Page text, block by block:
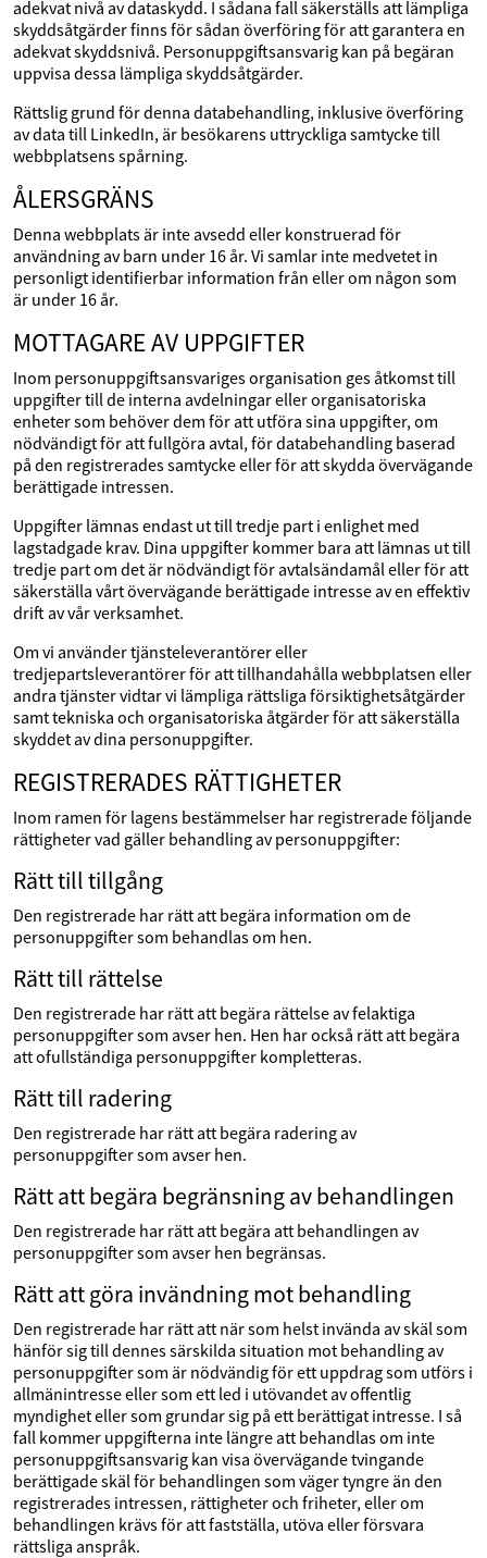
adekvat nivå av dataskydd. I sådana fall säkerställs att lämpliga
skyddsåtgärder finns för sådan överföring för att garantera en
adekvat skyddsnivå. Personuppgiftsansvarig kan på begäran
uppvisa dessa lämpliga skyddsåtgärder.
Rättslig grund för denna databehandling, inklusive överföring
av data till LinkedIn, är besökarens uttryckliga samtycke till
webbplatsens spårning.
ÅLERSGRÄNS
Denna webbplats är inte avsedd eller konstruerad för
användning av barn under 16 år. Vi samlar inte medvetet in
personligt identifierbar information från eller om någon som
är under 16 år.
MOTTAGARE AV UPPGIFTER
Inom personuppgiftsansvariges organisation ges åtkomst till
uppgifter till de interna avdelningar eller organisatoriska
enheter som behöver dem för att utföra sina uppgifter, om
nödvändigt för att fullgöra avtal, för databehandling baserad
på den registrerades samtycke eller för att skydda övervägande
berättigade intressen.
Uppgifter lämnas endast ut till tredje part i enlighet med
lagstadgade krav. Dina uppgifter kommer bara att lämnas ut till
tredje part om det är nödvändigt för avtalsändamål eller för att
säkerställa vårt övervägande berättigade intresse av en effektiv
drift av vår verksamhet.
Om vi använder tjänsteleverantörer eller
tredjepartsleverantörer för att tillhandahålla webbplatsen eller
andra tjänster vidtar vi lämpliga rättsliga försiktighetsåtgärder
samt tekniska och organisatoriska åtgärder för att säkerställa
skyddet av dina personuppgifter.
REGISTRERADES RÄTTIGHETER
Inom ramen för lagens bestämmelser har registrerade följande
rättigheter vad gäller behandling av personuppgifter:
Rätt till tillgång
Den registrerade har rätt att begära information om de
personuppgifter som behandlas om hen.
Rätt till rättelse
Den registrerade har rätt att begära rättelse av felaktiga
personuppgifter som avser hen. Hen har också rätt att begära
att ofullständiga personuppgifter kompletteras.
Rätt till radering
Den registrerade har rätt att begära radering av
personuppgifter som avser hen.
Rätt att begära begränsning av behandlingen
Den registrerade har rätt att begära att behandlingen av
personuppgifter som avser hen begränsas.
Rätt att göra invändning mot behandling
Den registrerade har rätt att när som helst invända av skäl som
hänför sig till dennes särskilda situation mot behandling av
personuppgifter som är nödvändig för ett uppdrag som utförs i
allmänintresse eller som ett led i utövandet av offentlig
myndighet eller som grundar sig på ett berättigat intresse. I så
fall kommer uppgifterna inte längre att behandlas om inte
personuppgiftsansvarig kan visa övervägande tvingande
berättigade skäl för behandlingen som väger tyngre än den
registrerades intressen, rättigheter och friheter, eller om
behandlingen krävs för att fastställa, utöva eller försvara
rättsliga anspråk.